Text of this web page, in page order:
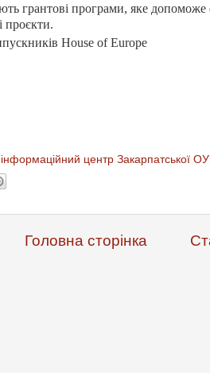
грантові програми, яке допоможе
проєкти.
House of Europe
центр Закарпатської
Головна сторінка